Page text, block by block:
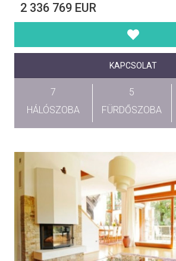
2 336 769 EUR
KAPCSOLAT
7
HÁLÓSZOBA
5
FÜRDŐSZOBA